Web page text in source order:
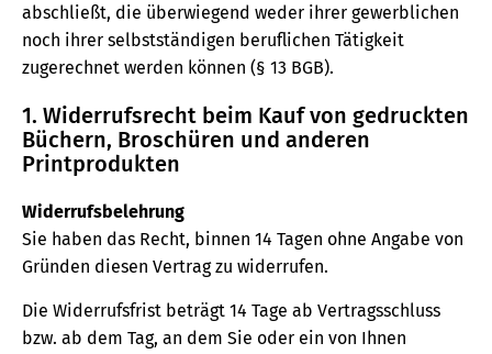
abschließt, die überwiegend weder ihrer gewerblichen
noch ihrer selbstständigen beruflichen Tätigkeit
zugerechnet werden können (§ 13 BGB).
1. Widerrufsrecht beim Kauf von gedruckten
Büchern, Broschüren und anderen
Printprodukten
Widerrufsbelehrung
Sie haben das Recht, binnen 14 Tagen ohne Angabe von
Gründen diesen Vertrag zu widerrufen.
Die Widerrufsfrist beträgt 14 Tage ab Vertragsschluss
bzw. ab dem Tag, an dem Sie oder ein von Ihnen